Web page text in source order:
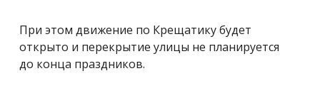
При этом движение по Крещатику будет
открыто и перекрытие улицы не планируется
до конца праздников.